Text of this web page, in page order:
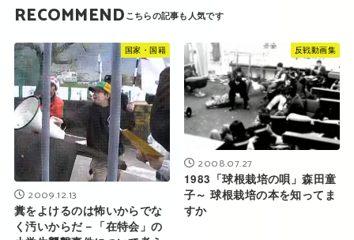
RECOMMEND
国家・国籍
2009.12.13
糞をよけるのは怖いからでな
く汚いからだ－「在特会」の
反戦動画集
2008.07.27
1983「球根栽培の唄」森田童
子～ 球根栽培の本を知ってま
すか